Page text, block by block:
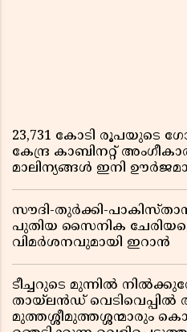
23,731 കോടി രൂപയുടെ
കേന്ദ്ര കാബിനറ്റ്
മാലിന്യങ്ങൾ ഇനി
സൗദി-തുർക്കി-
പുതിയ സൈനിക
വിമർശനവുമായി ഇറാൻ
ടീച്ചറുടെ മുന്നിൽ
തായ്‌ലൻഡ്
മുത്തശ്ശീമുത്തശ്ശന്മാരും